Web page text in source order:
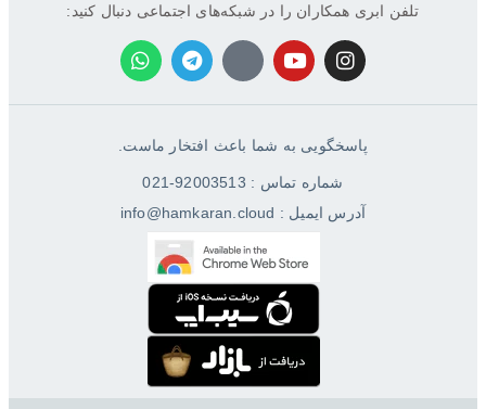
تلفن ابری همکاران را در شبکه‌های اجتماعی دنبال کنید:
پاسخگویی به شما باعث افتخار ماست.
شماره تماس : 92003513-021
آدرس ایمیل : info@hamkaran.cloud